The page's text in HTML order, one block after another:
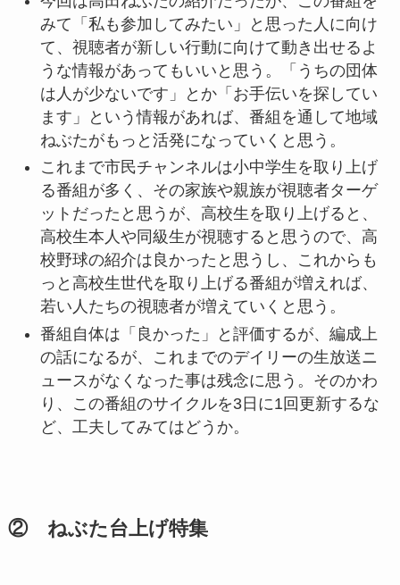
みて「私も参加してみたい」と思った人に向け
て、視聴者が新しい行動に向けて動き出せるよ
うな情報があってもいいと思う。「うちの団体
は人が少ないです」とか「お手伝いを探してい
ます」という情報があれば、番組を通して地域
ねぶたがもっと活発になっていくと思う。
これまで市民チャンネルは小中学生を取り上げ
る番組が多く、その家族や親族が視聴者ターゲ
ットだったと思うが、高校生を取り上げると、
高校生本人や同級生が視聴すると思うので、高
校野球の紹介は良かったと思うし、これからも
っと高校生世代を取り上げる番組が増えれば、
若い人たちの視聴者が増えていくと思う。
番組自体は「良かった」と評価するが、編成上
の話になるが、これまでのデイリーの生放送ニ
ュースがなくなった事は残念に思う。そのかわ
り、この番組のサイクルを3日に1回更新するな
ど、工夫してみてはどうか。
② ねぶた台上げ特集